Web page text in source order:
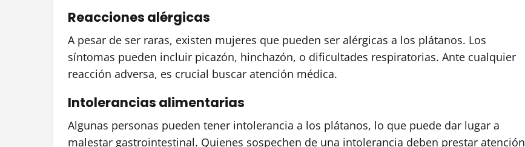
Reacciones alérgicas
A pesar de ser raras, existen mujeres que pueden ser alérgicas a los plátanos. Los
síntomas pueden incluir picazón, hinchazón, o dificultades respiratorias. Ante cualquier
reacción adversa, es crucial buscar atención médica.
Intolerancias alimentarias
Algunas personas pueden tener intolerancia a los plátanos, lo que puede dar lugar a
malestar gastrointestinal. Quienes sospechen de una intolerancia deben prestar atención